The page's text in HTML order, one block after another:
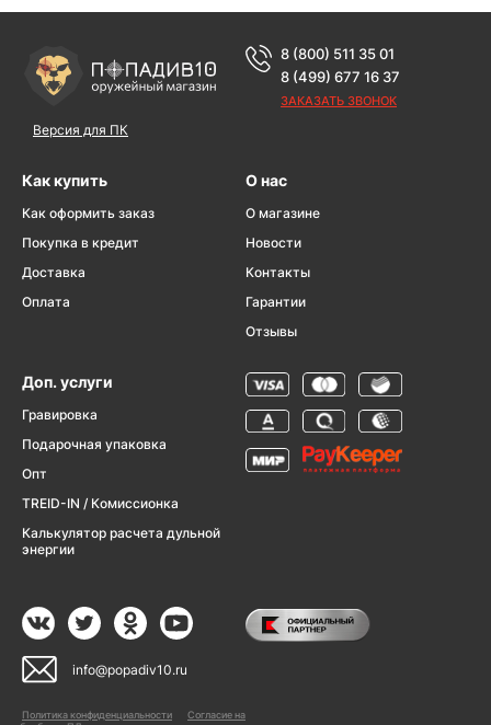
Версия для ПК
8 (800) 511 35 01
8 (499) 677 16 37
ЗАКАЗАТЬ ЗВОНОК
Как купить
Как оформить заказ
Покупка в кредит
Доставка
Оплата
О нас
О магазине
Новости
Контакты
Гарантии
Отзывы
Доп. услуги
Гравировка
Подарочная упаковка
Опт
TREID-IN / Комиссионка
Калькулятор расчета дульной
энергии
info@popadiv10.ru
Политика конфиденциальности
Согласие на